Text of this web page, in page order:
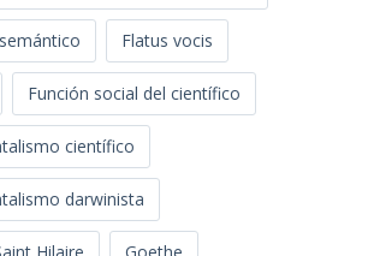
Flatus vocis
Función social del científico
científico
darwinista